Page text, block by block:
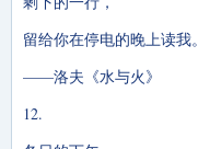
留给你在停电的晚上读我。
——洛夫《水与火》
12.